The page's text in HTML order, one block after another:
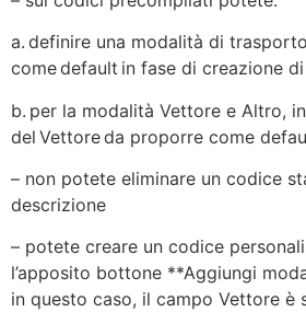
a. definire una modalità di
come default in fase di creazione
b. per la modalità Vettore e Altro,
del Vettore da proporre come
– non potete eliminare un codice
descrizione
– potete creare un codice
l’apposito bottone **Aggiungi
in questo caso, il campo Vettore è